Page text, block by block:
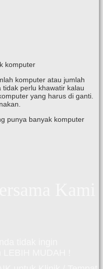
komputer
komputer atau jumlah
perlu khawatir kalau
yang harus di ganti.
punya banyak komputer